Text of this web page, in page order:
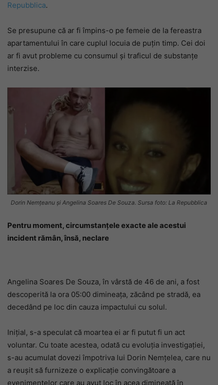
Repubblica.
Se presupune că ar fi împins-o pe femeie de la fereastra
apartamentului în care cuplul locuia de puțin timp. Cei doi
ar fi avut probleme cu consumul și traficul de substanțe
interzise.
Dorin Nemțeanu și Angelina Soares De Souza. Sursa foto: La Repubblica
Pentru moment, circumstanțele exacte ale acestui
incident rămân, însă, neclare
Angelina Soares De Souza, în vârstă de 46 de ani, a fost
descoperită la ora 05:00 dimineața, zăcând pe stradă, ea
decedând pe loc din cauza impactului cu solul.
Inițial, s-a speculat că moartea ei ar fi putut fi un act
voluntar. Cu toate acestea, odată cu evoluția investigației,
s-au acumulat dovezi împotriva lui Dorin Nemțelea, care nu
a reușit să furnizeze o explicație convingătoare a
evenimentelor care au avut loc în acea dimineață în